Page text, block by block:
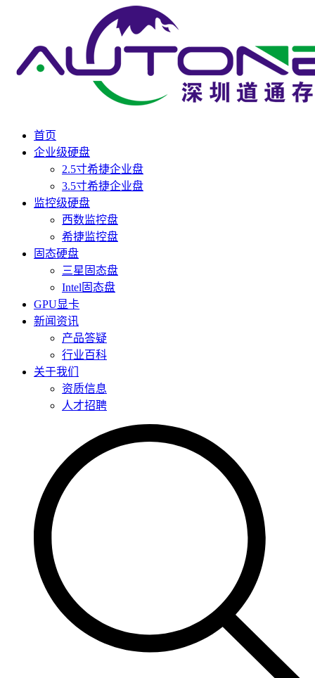
首页
企业级硬盘
2.5寸希捷企业盘
3.5寸希捷企业盘
监控级硬盘
西数监控盘
希捷监控盘
固态硬盘
三星固态盘
Intel固态盘
GPU显卡
新闻资讯
产品答疑
行业百科
关于我们
资质信息
人才招聘